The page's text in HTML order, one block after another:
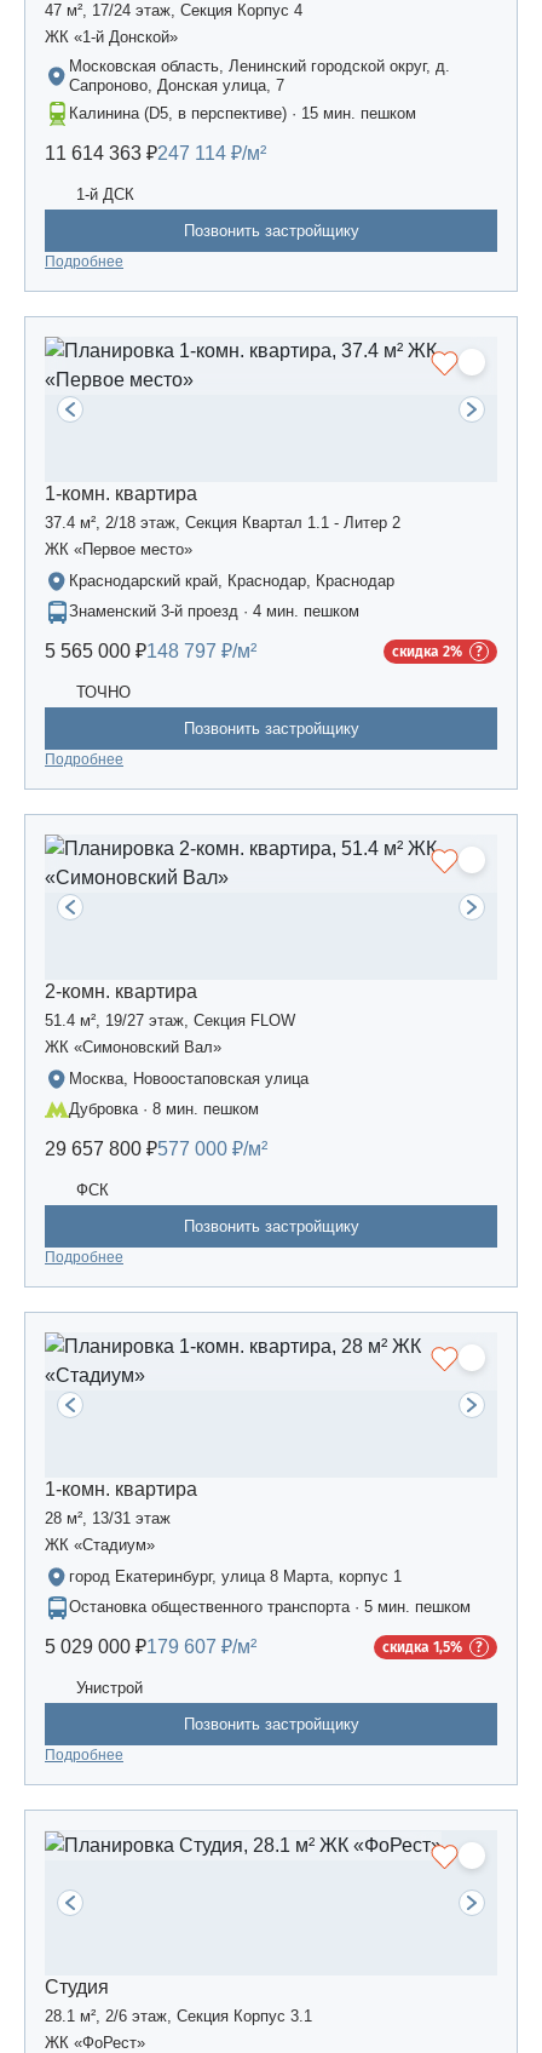
47 м², 17/24 этаж, Секция Корпус 4
ЖК «1-й Донской»
Московская область, Ленинский городской округ, д.
Сапроново, Донская улица, 7
Калинина (D5, в перспективе) · 15 мин. пешком
11 614 363 ₽247 114 ₽/м²
1-й ДСК
Позвонить застройщику
Подробнее
1-комн. квартира
37.4 м², 2/18 этаж, Секция Квартал 1.1 - Литер 2
ЖК «Первое место»
Краснодарский край, Краснодар, Краснодар
Знаменский 3-й проезд · 4 мин. пешком
5 565 000 ₽148 797 ₽/м² скидка 2%
ТОЧНО
Позвонить застройщику
Подробнее
2-комн. квартира
51.4 м², 19/27 этаж, Секция FLOW
ЖК «Симоновский Вал»
Москва, Новоостаповская улица
Дубровка · 8 мин. пешком
29 657 800 ₽577 000 ₽/м²
ФСК
Позвонить застройщику
Подробнее
1-комн. квартира
28 м², 13/31 этаж
ЖК «Стадиум»
город Екатеринбург, улица 8 Марта, корпус 1
Остановка общественного транспорта · 5 мин. пешком
5 029 000 ₽179 607 ₽/м² скидка 1,5%
Унистрой
Позвонить застройщику
Подробнее
Студия
28.1 м², 2/6 этаж, Секция Корпус 3.1
ЖК «ФоРест»